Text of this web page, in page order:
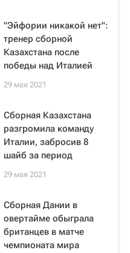
"Эйфории никакой нет":
тренер сборной
Казахстана после
победы над Италией
29 мая 2021
Сборная Казахстана
разгромила команду
Италии, забросив 8
шайб за период
29 мая 2021
Сборная Дании в
овертайме обыграла
британцев в матче
чемпионата мира